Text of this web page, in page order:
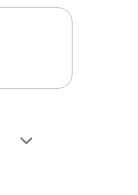
expand_more